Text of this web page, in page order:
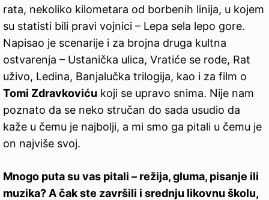
rata, nekoliko kilometara od borbenih linija, u kojem
su statisti bili pravi vojnici – Lepa sela lepo gore.
Napisao je scenarije i za brojna druga kultna
ostvarenja – Ustanička ulica, Vratiće se rode, Rat
uživo, Ledina, Banjalučka trilogija, kao i za film o
Tomi Zdravkoviću koji se upravo snima. Nije nam
poznato da se neko stručan do sada usudio da
kaže u čemu je najbolji, a mi smo ga pitali u čemu je
on najviše svoj.
Mnogo puta su vas pitali – režija, gluma, pisanje ili
muzika? A čak ste završili i srednju likovnu školu,